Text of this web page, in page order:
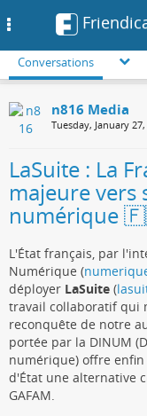
Conversations
n816 Media
Tuesday, January
LaSuite : La
majeure vers
numérique
L'État français, par
Numérique (
déployer LaSuite (
travail collaboratif qui
reconquête de notre
portée par la DINUM
numérique) offre
d'État une alternative
GAFAM.